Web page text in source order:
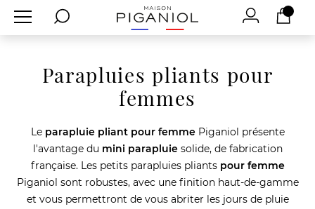
Parapluies pliants pour
femmes
Le parapluie pliant pour femmePiganiol présente
l'avantage du mini parapluiesolide, de fabrication
française. Les petits parapluies pliants pour femme
Piganiol sont robustes, avec une finition haut-de-gamme
et vous permettront de vous abriter les jours de pluie